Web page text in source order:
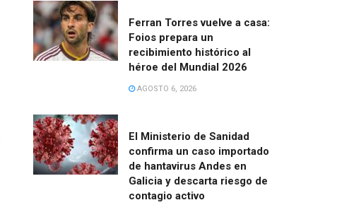
Ferran Torres vuelve a casa:
Foios prepara un
recibimiento histórico al
héroe del Mundial 2026
AGOSTO 6, 2026
El Ministerio de Sanidad
confirma un caso importado
de hantavirus Andes en
Galicia y descarta riesgo de
contagio activo